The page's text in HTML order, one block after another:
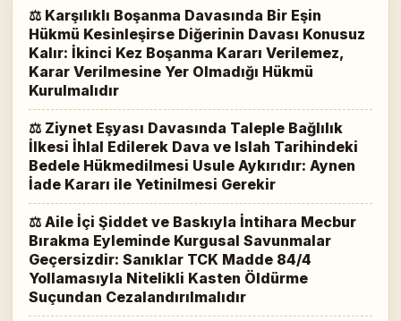
⚖ Karşılıklı Boşanma Davasında Bir Eşin
Hükmü Kesinleşirse Diğerinin Davası Konusuz
Kalır: İkinci Kez Boşanma Kararı Verilemez,
Karar Verilmesine Yer Olmadığı Hükmü
Kurulmalıdır
⚖ Ziynet Eşyası Davasında Taleple Bağlılık
İlkesi İhlal Edilerek Dava ve Islah Tarihindeki
Bedele Hükmedilmesi Usule Aykırıdır: Aynen
İade Kararı ile Yetinilmesi Gerekir
⚖ Aile İçi Şiddet ve Baskıyla İntihara Mecbur
Bırakma Eyleminde Kurgusal Savunmalar
Geçersizdir: Sanıklar TCK Madde 84/4
Yollamasıyla Nitelikli Kasten Öldürme
Suçundan Cezalandırılmalıdır